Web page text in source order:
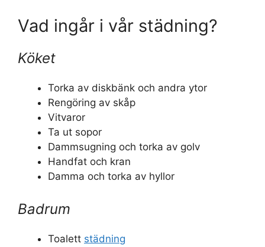
Vad ingår i vår städning?
Köket
Torka av diskbänk och andra ytor
Rengöring av skåp
Vitvaror
Ta ut sopor
Dammsugning och torka av golv
Handfat och kran
Damma och torka av hyllor
Badrum
Toalett städning